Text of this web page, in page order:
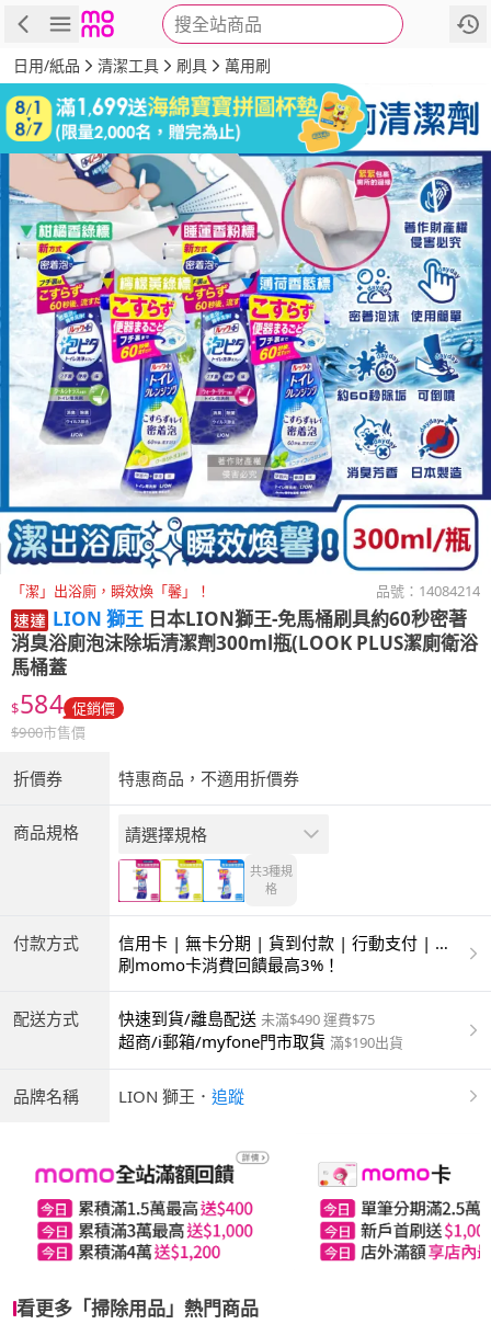
搜全站商品
商品 評價 詳情
日用/紙品 清潔工具 刷具 萬用刷
「潔」出浴廁，瞬效煥「馨」！ 品號： 14084214
LION 獅王 日本LION獅王-免馬桶刷具約60秒密著
消臭浴廁泡沫除垢清潔劑300ml瓶(LOOK PLUS潔廁衛浴
馬桶蓋
$584 促銷價
$900市售價
折價券 特惠商品，不適用折價券
商品規格 請選擇規格
共3種規
格
付款方式
信用卡 | 無卡分期 | 貨到付款 | 行動支付 | 超
商付款 | ATM | 銀聯卡
刷momo卡消費回饋最高3%！
配送方式 快速到貨/離島配送 未滿$490 運費$75
超商/i郵箱/myfone門市取貨 滿$190出貨
品牌名稱 LION 獅王 ． 追蹤
看更多「掃除用品」熱門商品